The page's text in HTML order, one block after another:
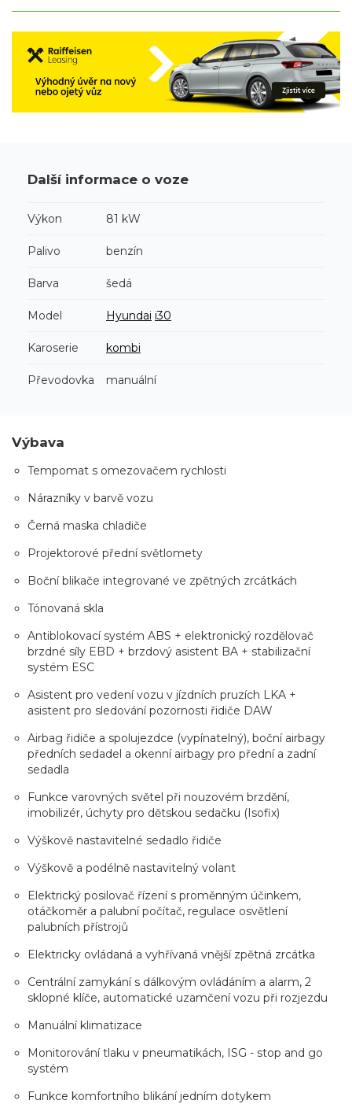
Další informace o voze
Výkon 81 kW
Palivo benzín
Barva šedá
Model Hyundai i30
Karoserie kombi
Převodovka manuální
Výbava
Tempomat s omezovačem rychlosti
Nárazníky v barvě vozu
Černá maska chladiče
Projektorové přední světlomety
Boční blikače integrované ve zpětných zrcátkách
Tónovaná skla
Antiblokovací systém ABS + elektronický rozdělovač
brzdné síly EBD + brzdový asistent BA + stabilizační
systém ESC
Asistent pro vedení vozu v jízdních pruzích LKA +
asistent pro sledování pozornosti řidiče DAW
Airbag řidiče a spolujezdce (vypínatelný), boční airbagy
předních sedadel a okenní airbagy pro přední a zadní
sedadla
Funkce varovných světel při nouzovém brzdění,
imobilizér, úchyty pro dětskou sedačku (Isofix)
Výškově nastavitelné sedadlo řidiče
Výškově a podélně nastavitelný volant
Elektrický posilovač řízení s proměnným účinkem,
otáčkoměr a palubní počítač, regulace osvětlení
palubních přístrojů
Elektricky ovládaná a vyhřívaná vnější zpětná zrcátka
Centrální zamykání s dálkovým ovládáním a alarm, 2
sklopné klíče, automatické uzamčení vozu při rozjezdu
Manuální klimatizace
Monitorování tlaku v pneumatikách, ISG - stop and go
systém
Funkce komfortního blikání jedním dotykem